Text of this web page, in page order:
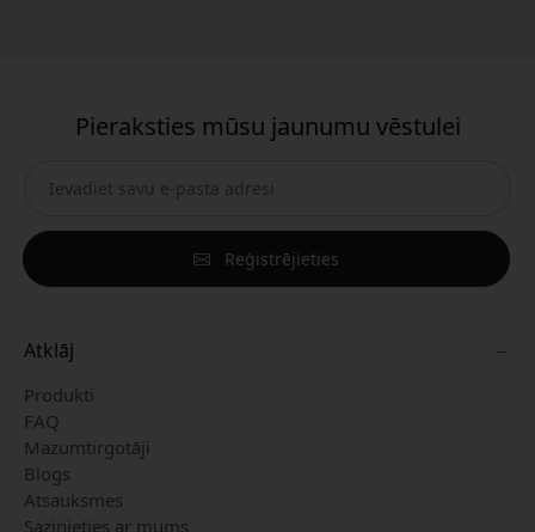
Pieraksties mūsu jaunumu vēstulei
Reģistrējieties
Atklāj
Produkti
FAQ
Mazumtirgotāji
Blogs
Atsauksmes
Sazinieties ar mums